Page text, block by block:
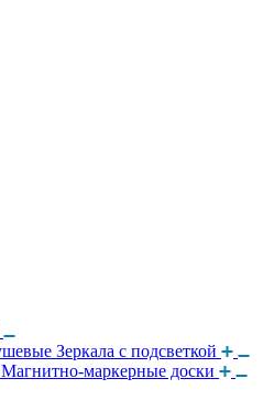
Зеркала с подсветкой
Магнитно-маркерные доски